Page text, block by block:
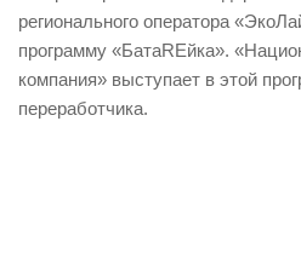
регионального оператора
программу «БатаREйка».
компания» выступает в этой
переработчика.